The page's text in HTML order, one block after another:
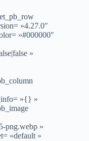
»4.27.0″
»#000000″
»
»{} »
png.webp »
»default »